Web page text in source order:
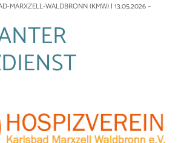
MARXZELL-WALDBRONN (KMW) | 13.05.2026 –